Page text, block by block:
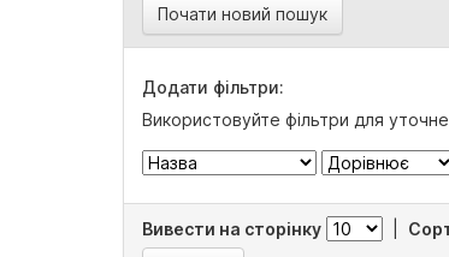
Почати новий пошук
Додати фільтри:
Використовуйте фільтри для
Вивести на сторінку